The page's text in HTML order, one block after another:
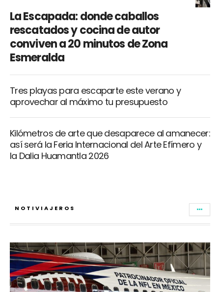
La Escapada: donde caballos
rescatados y cocina de autor
conviven a 20 minutos de Zona
Esmeralda
Tres playas para escaparte este verano y
aprovechar al máximo tu presupuesto
Kilómetros de arte que desaparece al amanecer:
así será la Feria Internacional del Arte Efímero y
la Dalia Huamantla 2026
NOTIVIAJEROS